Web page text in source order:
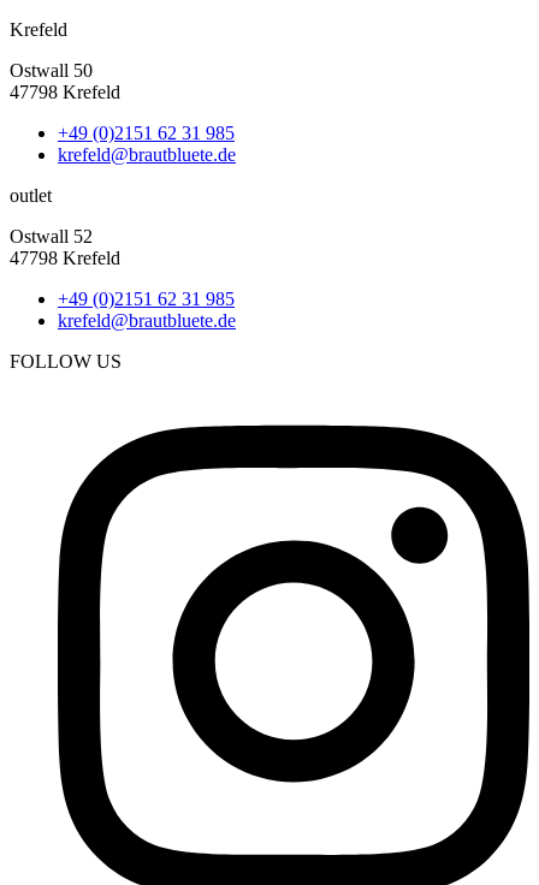
Krefeld
Ostwall 50
47798 Krefeld
+49 (0)2151 62 31 985
krefeld@brautbluete.de
outlet
Ostwall 52
47798 Krefeld
+49 (0)2151 62 31 985
krefeld@brautbluete.de
FOLLOW US